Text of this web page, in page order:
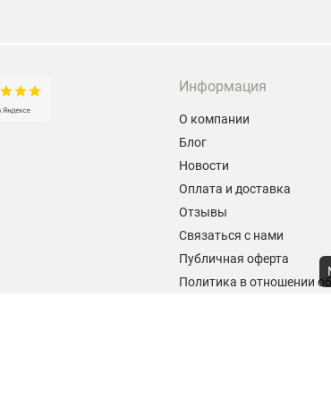
Информация
О компании
Блог
Новости
Оплата и доставка
Отзывы
Связаться с нами
Публичная оферта
Политика в отношении